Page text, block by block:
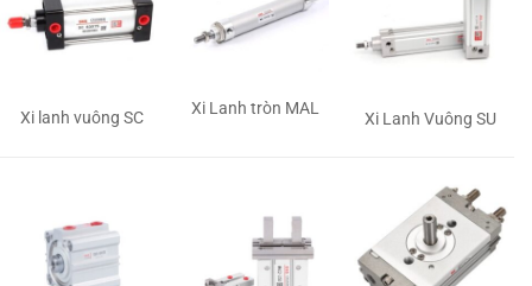
Xi lanh vuông SC Xi Lanh tròn MAL
Xi Lanh Vuông SU